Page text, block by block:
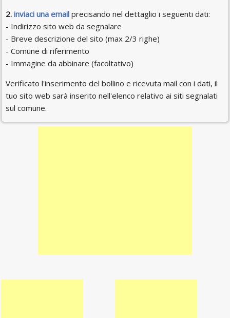
2. inviaci una emailprecisando nel dettaglio i seguenti dati:
- Indirizzo sito web da segnalare
- Breve descrizione del sito (max 2/3 righe)
- Comune di riferimento
- Immagine da abbinare (facoltativo)
Verificato l'inserimento del bollino e ricevuta mail con i dati, il
tuo sito web sarà inserito nell'elenco relativo ai siti segnalati
sul comune.